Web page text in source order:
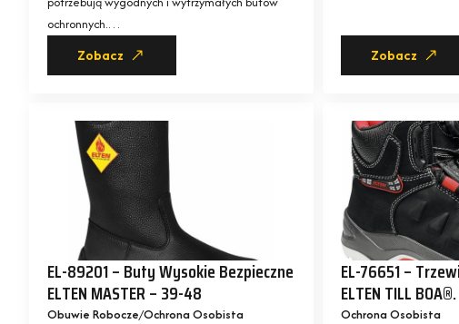
ochronnych.…
Zobacz Zobacz
EL-89201 – Buty Wysokie Bezpieczne
ELTEN MASTER – 39-48
Obuwie Robocze Ochrona Osobista
EL-76651 –
ELTEN TILL
Ochrona Osobista